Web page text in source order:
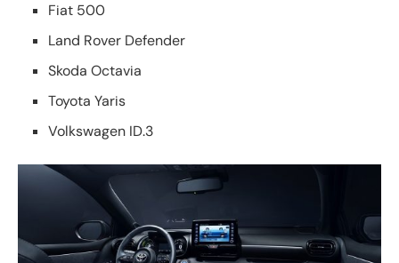
Fiat 500
Land Rover Defender
Skoda Octavia
Toyota Yaris
Volkswagen ID.3